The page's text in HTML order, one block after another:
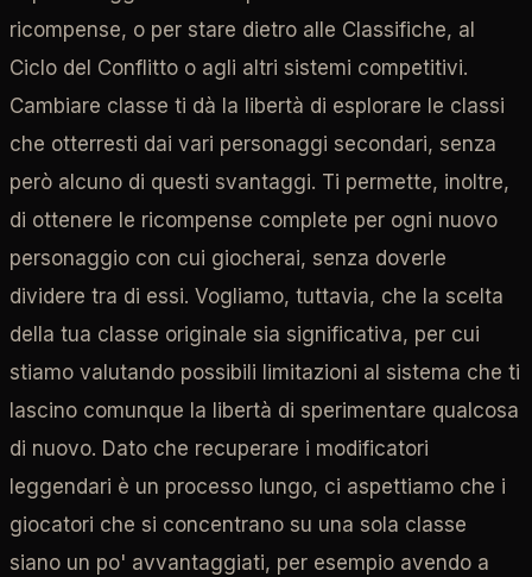
ricompense, o per stare dietro alle Classifiche, al
Ciclo del Conflitto o agli altri sistemi competitivi.
Cambiare classe ti dà la libertà di esplorare le classi
che otterresti dai vari personaggi secondari, senza
però alcuno di questi svantaggi. Ti permette, inoltre,
di ottenere le ricompense complete per ogni nuovo
personaggio con cui giocherai, senza doverle
dividere tra di essi. Vogliamo, tuttavia, che la scelta
della tua classe originale sia significativa, per cui
stiamo valutando possibili limitazioni al sistema che ti
lascino comunque la libertà di sperimentare qualcosa
di nuovo. Dato che recuperare i modificatori
leggendari è un processo lungo, ci aspettiamo che i
giocatori che si concentrano su una sola classe
siano un po' avvantaggiati, per esempio avendo a